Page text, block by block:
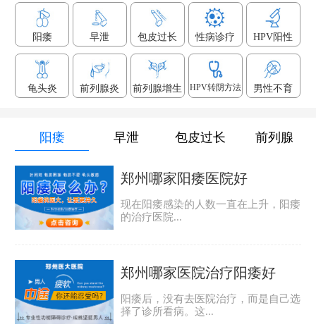
阳痿 早泄 包皮过长 性病诊疗 HPV阳性
龟头炎 前列腺炎 前列腺增生 HPV转阴方法 男性不育
阳痿 早泄 包皮过长 前列腺
郑州哪家阳痿医院好
现在阳痿感染的人数一直在上升，阳痿
的治疗医院...
郑州哪家医院治疗阳痿好
阳痿后，没有去医院治疗，而是自己选
择了诊所看病。这...